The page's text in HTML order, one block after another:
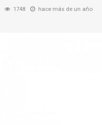
1748 hace más de un año